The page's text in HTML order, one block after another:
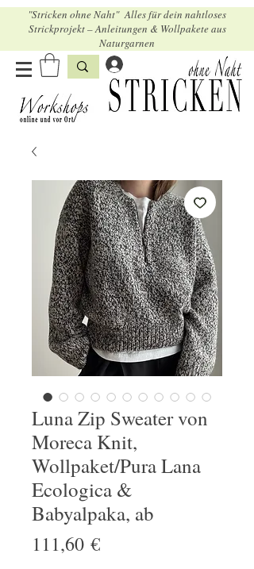
"Stricken ohne Naht" Alles für dein nahtloses
Strickprojekt – Anleitungen & Wollpakete aus
Naturgarnen
Luna Zip Sweater von
Moreca Knit,
Wollpaket/Pura Lana
Ecologica &
Babyalpaka, ab
111,60 €Preis